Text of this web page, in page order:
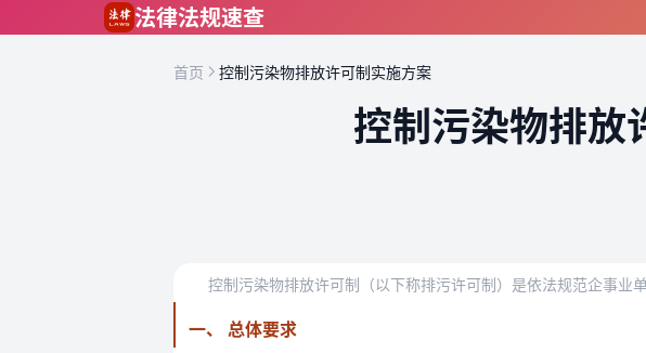
法律法规速查
首页 控制污染物排放许可制实施方案
控制污染物排放
一、 总体要求